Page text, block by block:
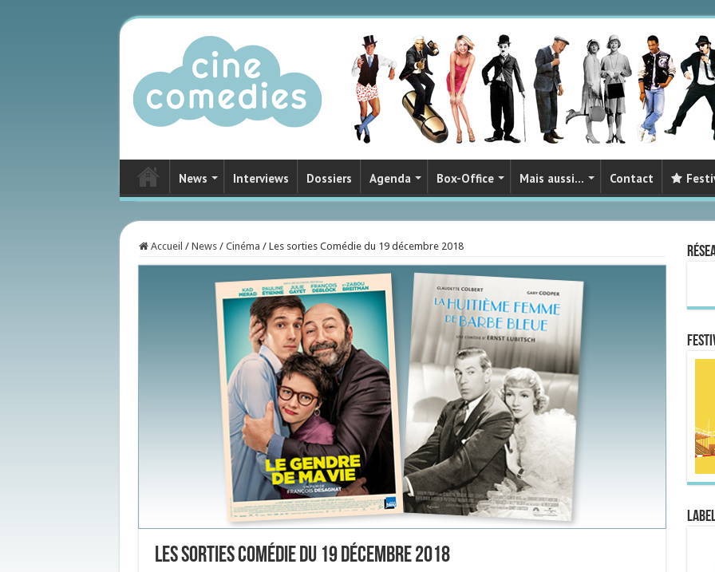
News Interviews Dossiers Agenda Box-Office Mais aussi… Contact
Accueil / News / Cinéma / Les sorties Comédie du 19 décembre 2018
Les sorties Comédie du 19 décembre 2018